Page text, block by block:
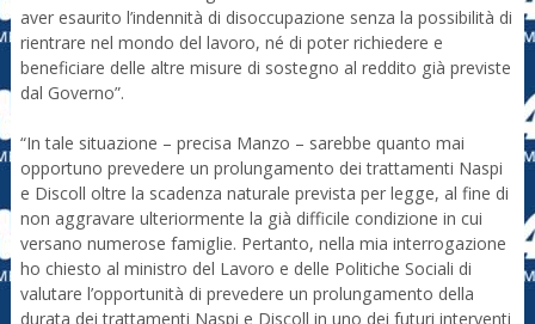
aver esaurito l’indennità di disoccupazione senza la possibilità di
rientrare nel mondo del lavoro, né di poter richiedere e
beneficiare delle altre misure di sostegno al reddito già previste
dal Governo”.
“In tale situazione – precisa Manzo – sarebbe quanto mai
opportuno prevedere un prolungamento dei trattamenti Naspi
e Discoll oltre la scadenza naturale prevista per legge, al fine di
non aggravare ulteriormente la già difficile condizione in cui
versano numerose famiglie. Pertanto, nella mia interrogazione
ho chiesto al ministro del Lavoro e delle Politiche Sociali di
valutare l’opportunità di prevedere un prolungamento della
durata dei trattamenti Naspi e Discoll in uno dei futuri interventi